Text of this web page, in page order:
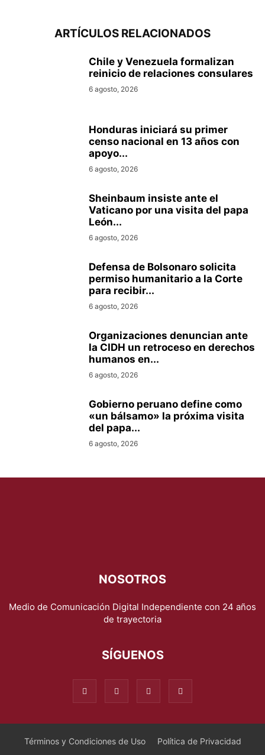
ARTÍCULOS RELACIONADOS
Chile y Venezuela formalizan
reinicio de relaciones consulares
6 agosto, 2026
Honduras iniciará su primer
censo nacional en 13 años con
apoyo...
6 agosto, 2026
Sheinbaum insiste ante el
Vaticano por una visita del papa
León...
6 agosto, 2026
Defensa de Bolsonaro solicita
permiso humanitario a la Corte
para recibir...
6 agosto, 2026
Organizaciones denuncian ante
la CIDH un retroceso en derechos
humanos en...
6 agosto, 2026
Gobierno peruano define como
«un bálsamo» la próxima visita
del papa...
6 agosto, 2026
NOSOTROS
Medio de Comunicación Digital Independiente con 24 años
de trayectoria
SÍGUENOS
Términos y Condiciones de Uso Política de Privacidad